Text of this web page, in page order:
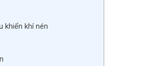
khiển khí nén